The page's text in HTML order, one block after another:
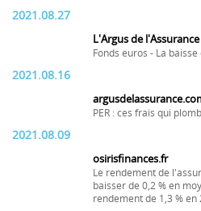
2021.08.27
L'Argus de l'Assurance
Fonds euros - La
2021.08.16
PER : ces frais qui
2021.08.09
osirisfinances.fr
Le rendement de
baisser de 0,2 % en
rendement de 1,3 % en